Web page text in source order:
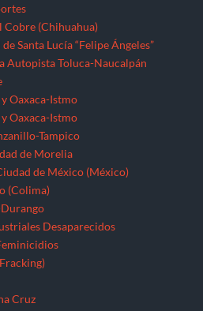
(Chihuahua)
Santa Lucía “Felipe Ángeles”
Autopista Toluca-Naucalpán
Oaxaca-Istmo
Oaxaca-Istmo
Tampico
de Morelia
de México (México)
(Colima)
Desaparecidos
Cruz